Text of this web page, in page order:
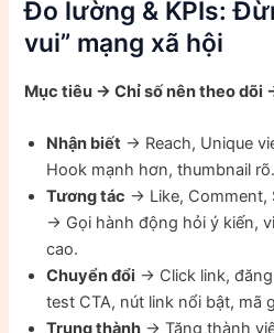
Đo lường & KPIs:
vui” mạng xã hội
Mục tiêu → Chỉ số nên theo dõi
Nhận biết → Reach, Unique
Hook mạnh hơn, thumbnail rõ.
Tương tác → Like, Comment,
→ Gọi hành động hỏi ý kiến,
cao.
Chuyển đổi → Click link,
test CTA, nút link nổi bật, mã
Trung thành → Tăng thành